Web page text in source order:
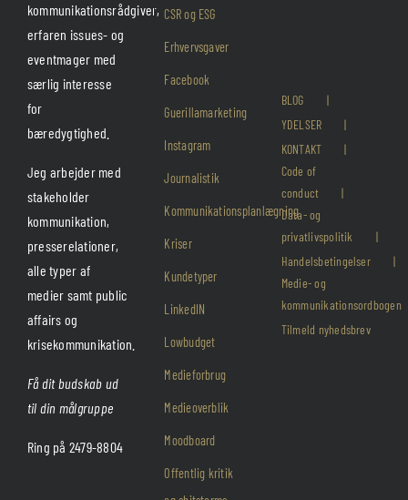
kommunikationsrådgiver,
erfaren issues- og
eventmager med
særlig interesse
for
bæredygtighed.
Jeg arbejder med
stakeholder
kommunikation,
presserelationer,
alle typer af
medier samt public
affairs og
krisekommunikation.
Få dit budskab ud
til din målgruppe
Ring på 2479-8804
CSR og ESG
Erhvervsgaver
Facebook
Guerillamarketing
Instagram
Journalistik
Kommunikationsplanlægning
Kriser
Kundetyper
LinkedIN
Lowbudget
Medieforbrug
Medieoverblik
Moodboard
Offentlig kritik
BLOG
YDELSER
KONTAKT
Code of
conduct
Data- og
privatlivspolitik
Handelsbetingelser
Medie- og
kommunikationsordbogen
Tilmeld nyhedsbrev